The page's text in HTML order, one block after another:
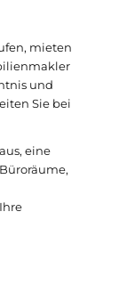
mieten
und
Sie bei
eine